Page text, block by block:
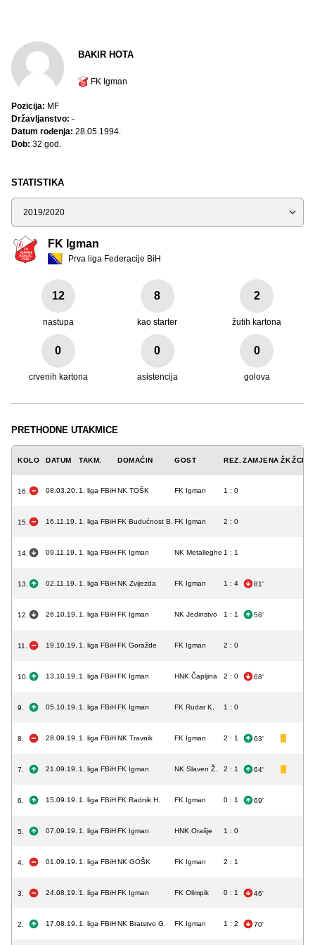
STATISTIKA
Sezona
FK Igman
Prva liga Federacije BiH
12
nastupa
8
kao starter
2
žutih kartona
0
crvenih kartona
0
asistencija
0
golova
PRETHODNE UTAKMICE
KOLO DATUM TAKM. DOMAĆIN GOST REZ. ZAMJENA ŽKŽCK
16. 08.03.20. 1. liga FBiHNK TOŠK FK Igman 1 : 0
15. 16.11.19. 1. liga FBiHFK Budućnost B. FK Igman 2 : 0
14. 09.11.19. 1. liga FBiHFK Igman NK Metalleghe 1 : 1
13. 02.11.19. 1. liga FBiHNK Zvijezda FK Igman 1 : 4 81'
12. 26.10.19. 1. liga FBiHFK Igman NK Jedinstvo 1 : 1 56'
11. 19.10.19. 1. liga FBiHFK Goražde FK Igman 2 : 0
10. 13.10.19. 1. liga FBiHFK Igman HNK Čapljina 2 : 0 68'
9. 05.10.19. 1. liga FBiHFK Igman FK Rudar K. 1 : 0
8. 28.09.19. 1. liga FBiHNK Travnik FK Igman 2 : 1 63'
7. 21.09.19. 1. liga FBiHFK Igman NK Slaven Ž. 2 : 1 64'
6. 15.09.19. 1. liga FBiHFK Radnik H. FK Igman 0 : 1 69'
5. 07.09.19. 1. liga FBiHFK Igman HNK Orašje 1 : 0
4. 01.09.19. 1. liga FBiHNK GOŠK FK Igman 2 : 1
3. 24.08.19. 1. liga FBiHFK Igman FK Olimpik 0 : 1 46'
2. 17.08.19. 1. liga FBiHNK Bratstvo G. FK Igman 1 : 2 70'
BAKIR HOTA
FK Igman
Pozicija: MF
Državljanstvo: -
Datum rođenja: 28.05.1994.
Dob: 32 god.